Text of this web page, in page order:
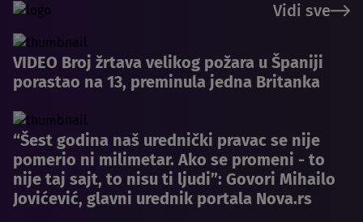
Vidi sve
VIDEO Broj žrtava velikog požara u Španiji
porastao na 13, preminula jedna Britanka
“Šest godina naš urednički pravac se nije
pomerio ni milimetar. Ako se promeni - to
nije taj sajt, to nisu ti ljudi”: Govori Mihailo
Jovićević, glavni urednik portala Nova.rs